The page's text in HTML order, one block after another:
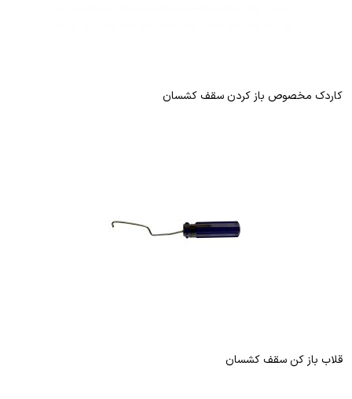
کاردک مخصوص باز کردن سقف کشسان
قلاب باز کن سقف کشسان